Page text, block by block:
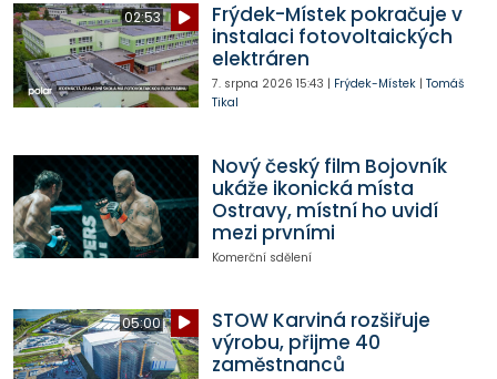
02:53
Frýdek-Místek pokračuje v
instalaci fotovoltaických
elektráren
7. srpna 2026 15:43 | Frýdek-Místek| Tomáš
Tikal
Nový český film Bojovník
ukáže ikonická místa
Ostravy, místní ho uvidí
mezi prvními
Komerční sdělení
05:00
STOW Karviná rozšiřuje
výrobu, přijme 40
zaměstnanců